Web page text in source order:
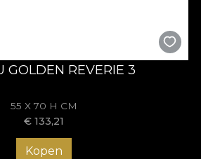
GOLDEN REVERIE 3
55 X 70 H CM
€ 133,21
Kopen